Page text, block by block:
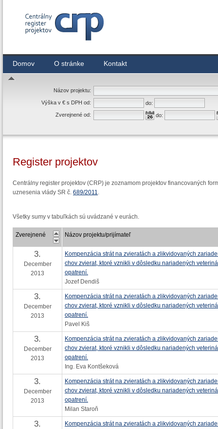
Domov O stránke Kontakt
Názov projektu:
Výška v € s DPH od:
do:
Zverejnené od:
do:
Register projektov
Centrálny register projektov (CRP) je zoznamom projektov financovaných
uznesenia vlády SR č. 689/2011.
Všetky sumy v tabuľkách sú uvádzané v eurách.
Zverejnené Názov projektu/prijímateľ
3.
December
2013
Kompenzácia strát na zvieratách a zlikvidovaných
chov zvierat, ktoré vznikli v dôsledku nariadených
opatrení.
Jozef Dendiš
3.
December
2013
Kompenzácia strát na zvieratách a zlikvidovaných
chov zvierat, ktoré vznikli v dôsledku nariadených
opatrení.
Pavel Kiš
3.
December
2013
Kompenzácia strát na zvieratách a zlikvidovaných
chov zvierat, ktoré vznikli v dôsledku nariadených
opatrení.
Ing. Eva Kontšeková
3.
December
2013
Kompenzácia strát na zvieratách a zlikvidovaných
chov zvierat, ktoré vznikli v dôsledku nariadených
opatrení.
Milan Staroň
3.
Kompenzácia strát na zvieratách a zlikvidovaných